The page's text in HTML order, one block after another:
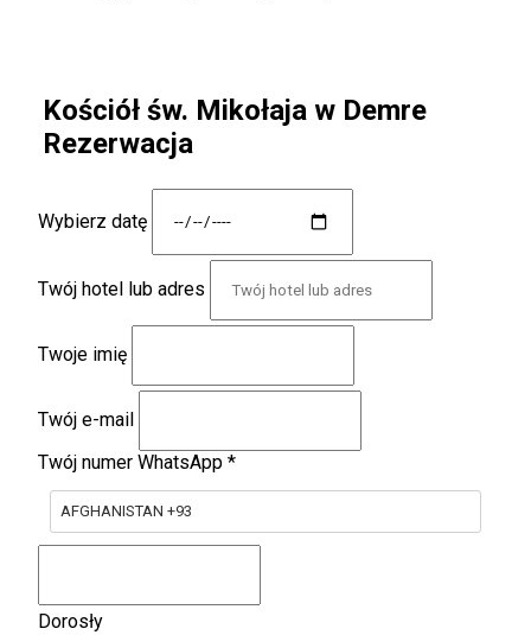
Kościół św. Mikołaja w Demre
Rezerwacja
Wybierz datę
Twój hotel lub adres
Twoje imię
Twój e-mail
Twój numer WhatsApp *
AFGHANISTAN +93
Dorosły